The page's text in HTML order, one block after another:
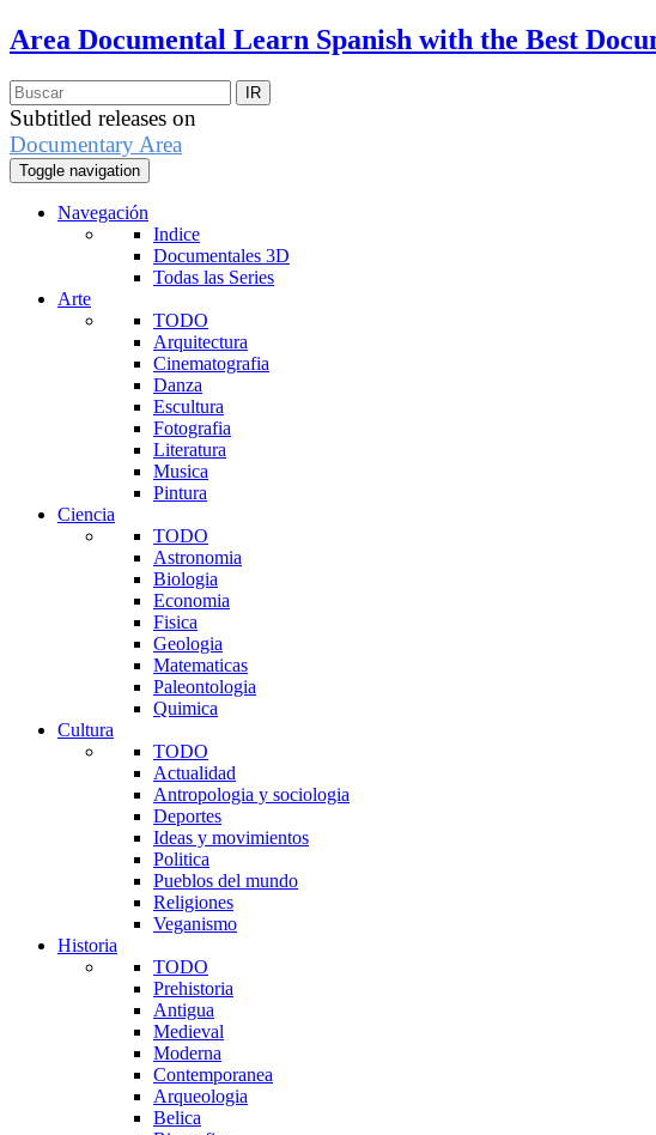
Area Documental Learn Spanish with the Best
Subtitled releases on
Documentary Area
Toggle navigation
Navegación
Indice
Documentales 3D
Todas las Series
Arte
TODO
Arquitectura
Cinematografia
Danza
Escultura
Fotografia
Literatura
Musica
Pintura
Ciencia
TODO
Astronomia
Biologia
Economia
Fisica
Geologia
Matematicas
Paleontologia
Quimica
Cultura
TODO
Actualidad
Antropologia y sociologia
Deportes
Ideas y movimientos
Politica
Pueblos del mundo
Religiones
Veganismo
Historia
TODO
Prehistoria
Antigua
Medieval
Moderna
Contemporanea
Arqueologia
Belica